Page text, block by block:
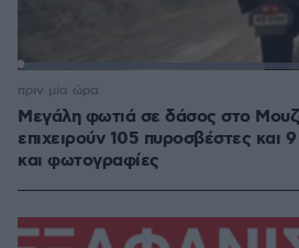
Loaded:
Μεγάλη φωτιά σε δάσος στο
επιχειρούν 105 πυροσβέστες και
και φωτογραφίες
πριν μία ώρα